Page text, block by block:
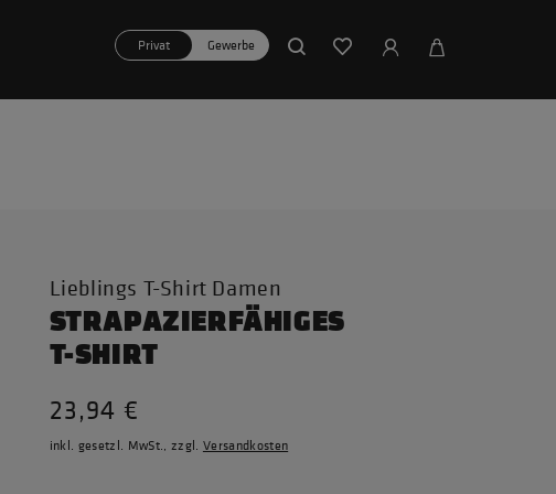
Privat Gewerbe
Lieblings T-Shirt Damen
STRAPAZIERFÄHIGES
T-SHIRT
23,94 €
inkl. gesetzl. MwSt., zzgl. Versandkosten